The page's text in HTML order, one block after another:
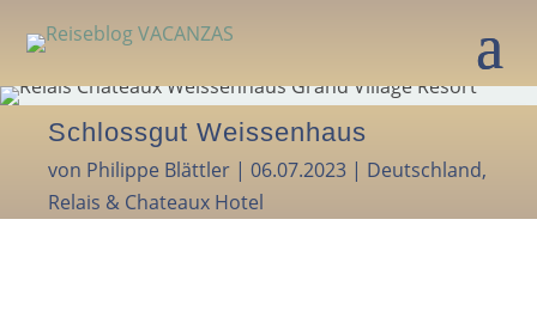
Schlossgut Weissenhaus
von Philippe Blättler | 06.07.2023 | Deutschland,
Relais & Chateaux Hotel